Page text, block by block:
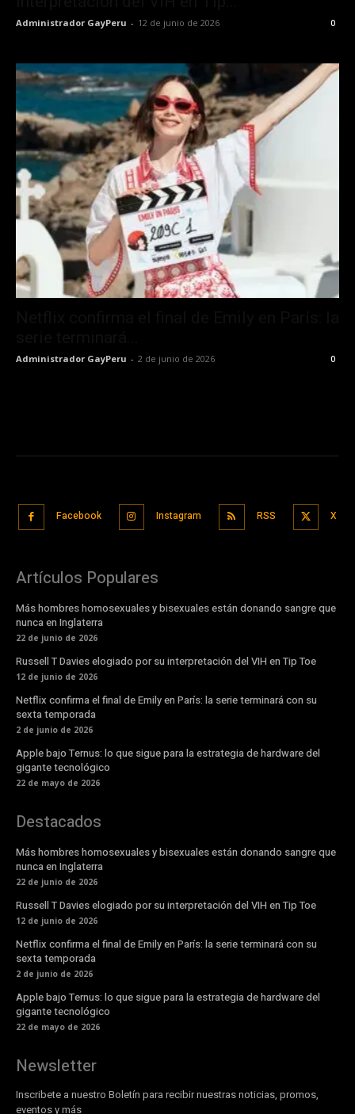
Administrador GayPeru - 12 de junio de 2026 0
Administrador GayPeru - 2 de junio de 2026 0
Facebook Instagram RSS X
Artículos Populares
Más hombres homosexuales y bisexuales están donando sangre que
nunca en Inglaterra
22 de junio de 2026
Russell T Davies elogiado por su interpretación del VIH en Tip Toe
12 de junio de 2026
Netflix confirma el final de Emily en París: la serie terminará con su
sexta temporada
2 de junio de 2026
Apple bajo Ternus: lo que sigue para la estrategia de hardware del
gigante tecnológico
22 de mayo de 2026
Destacados
Más hombres homosexuales y bisexuales están donando sangre que
nunca en Inglaterra
22 de junio de 2026
Russell T Davies elogiado por su interpretación del VIH en Tip Toe
12 de junio de 2026
Netflix confirma el final de Emily en París: la serie terminará con su
sexta temporada
2 de junio de 2026
Apple bajo Ternus: lo que sigue para la estrategia de hardware del
gigante tecnológico
22 de mayo de 2026
Newsletter
Inscribete a nuestro Boletín para recibir nuestras noticias, promos,
eventos y más